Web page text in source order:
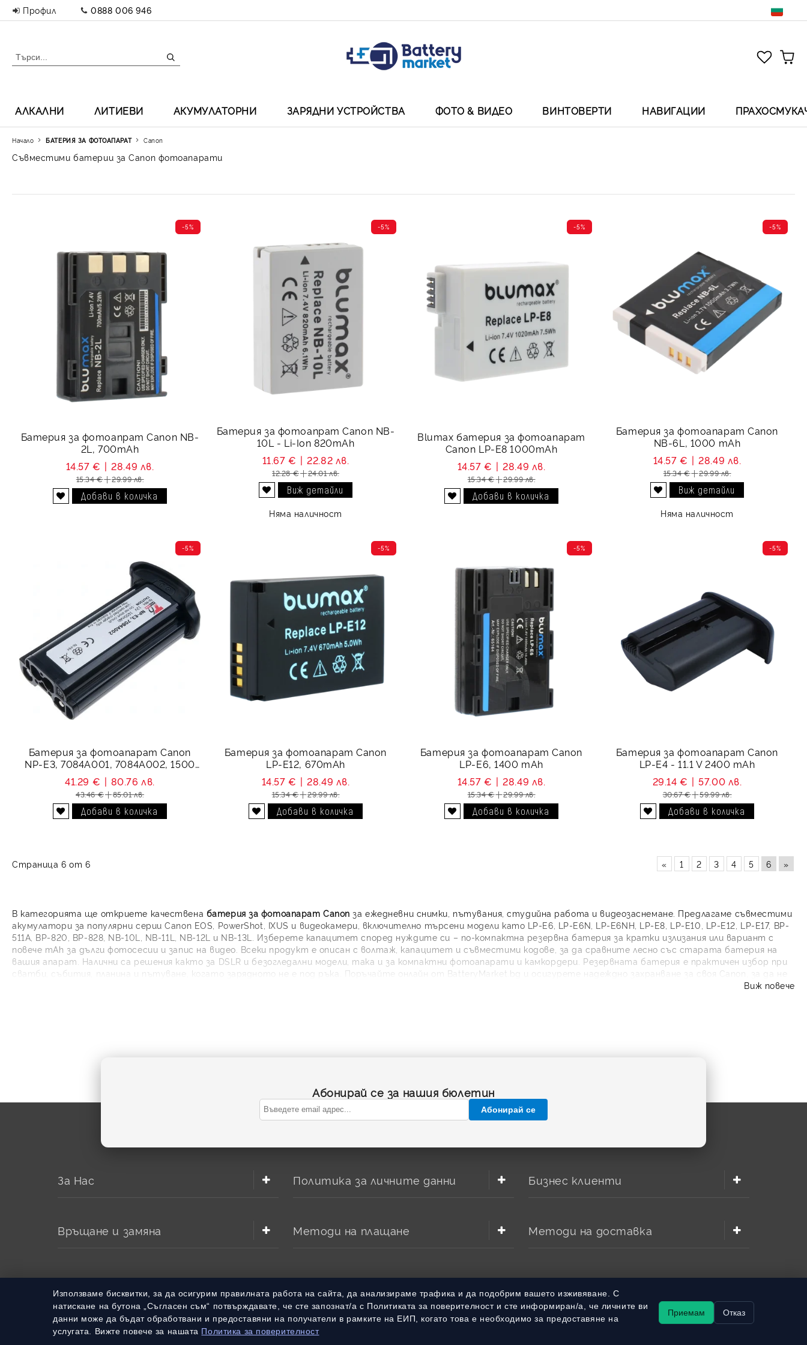
Профил 0888 006 946
Използваме бисквитки, за да осигурим правилната работа на сайта, да анализираме трафика и да подобрим вашето изживяване. С
натискане на бутона „Съгласен съм“ потвърждавате, че сте запознат/а с Политиката за поверителност и сте информиран/а, че личните ви
данни може да бъдат обработвани и предоставяни на получатели в рамките на ЕИП, когато това е необходимо за предоставяне на
услугата. Вижте повече за нашата Политика за поверителност
Приемам Отказ
АЛКАЛНИ ЛИТИЕВИ АКУМУЛАТОРНИ ЗАРЯДНИ УСТРОЙСТВА ФОТО & ВИДЕО ВИНТОВЕРТИ НАВИГАЦИИ
Начало БАТЕРИЯ ЗА ФОТОАПАРАТ Canon
Съвместими батерии за Canon фотоапарати
Батерия за фотоапрат Canon NB-
2L, 700mAh
-5%
14.57 € 28.49 лв.
15.34 € 29.99 лв.
Батерия за фотоапрат Canon NB-
10L - Li-Ion 820mAh
-5%
11.67 € 22.82 лв.
12.28 € 24.01 лв.
Виж детайли
Няма наличност
Blumax батерия за фотоапарат
Canon LP-E8 1000mAh
-5%
14.57 € 28.49 лв.
15.34 € 29.99 лв.
Батерия за фотоапарат Canon
NB-6L, 1000 mAh
-5%
14.57 € 28.49 лв.
15.34 € 29.99 лв.
Виж детайли
Няма наличност
Батерия за фотоапарат Canon
NP-E3, 7084A001, 7084A002, 1500
mAh
-5%
41.29 € 80.76 лв.
43.46 € 85.01 лв.
Батерия за фотоапарат Canon
LP-E12, 670mAh
-5%
14.57 € 28.49 лв.
15.34 € 29.99 лв.
Батерия за фотоапарат Canon
LP-E6, 1400 mAh
-5%
14.57 € 28.49 лв.
15.34 € 29.99 лв.
Батерия за фотоапарат Canon
LP-E4 - 11.1 V 2400 mAh
-5%
29.14 € 57.00 лв.
30.67 € 59.99 лв.
Страница 6 от 6 « 1 2 3 4 5 6 »
В категорията ще откриете качествена батерия за фотоапарат Canon за ежедневни снимки, пътувания, студийна работа и видеозаснемане. Предлагаме съвместими
акумулатори за популярни серии Canon EOS, PowerShot, IXUS и видеокамери, включително търсени модели като LP-E6, LP-E6N, LP-E6NH, LP-E8, LP-E10, LP-E12, LP-E17, BP-
511A, BP-820, BP-828, NB-10L, NB-11L, NB-12L и NB-13L. Изберете капацитет според нуждите си – по-компактна резервна батерия за кратки излизания или вариант с
повече mAh за дълги фотосесии и запис на видео. Всеки продукт е описан с волтаж, капацитет и съвместими кодове, за да сравните лесно със старата батерия на
вашия апарат. Налични са решения както за DSLR и безогледални модели, така и за компактни фотоапарати и камкордери. Резервната батерия е практичен избор при
сватби, събития, планина и пътуване, когато зарядното не е под ръка. Поръчайте онлайн от BatteryMarket.bg и осигурете надеждно захранване за своя Canon, за да не
Виж повече
Абонирай се за нашия бюлетин
Абонирай се
За Нас Политика за личните данни Бизнес клиенти
Връщане и замяна Методи на плащане Методи на доставка
© 2010 – 2026 Всички права запазени